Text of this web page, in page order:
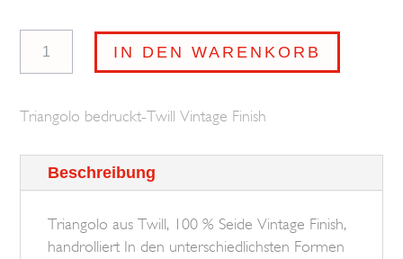
Psychedelic
BROSKA
IN DEN WARENKORB
Triangolo bedruckt-Twill Vintage Finish
Beschreibung
Triangolo aus Twill, 100 % Seide Vintage Finish,
handrolliert In den unterschiedlichsten Formen